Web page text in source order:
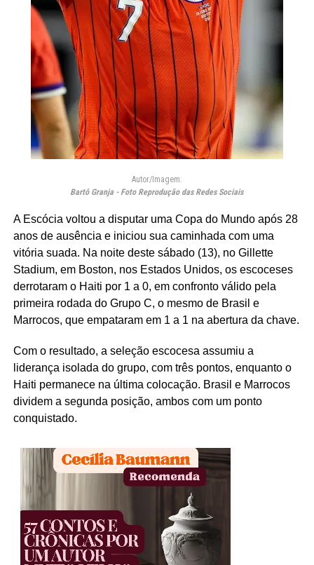
Autor/Imagem:
Bartô Granja - Foto Reprodução das Redes Sociais
A Escócia voltou a disputar uma Copa do Mundo após 28
anos de ausência e iniciou sua caminhada com uma
vitória suada. Na noite deste sábado (13), no Gillette
Stadium, em Boston, nos Estados Unidos, os escoceses
derrotaram o Haiti por 1 a 0, em confronto válido pela
primeira rodada do Grupo C, o mesmo de Brasil e
Marrocos, que empataram em 1 a 1 na abertura da chave.
Com o resultado, a seleção escocesa assumiu a
liderança isolada do grupo, com três pontos, enquanto o
Haiti permanece na última colocação. Brasil e Marrocos
dividem a segunda posição, ambos com um ponto
conquistado.